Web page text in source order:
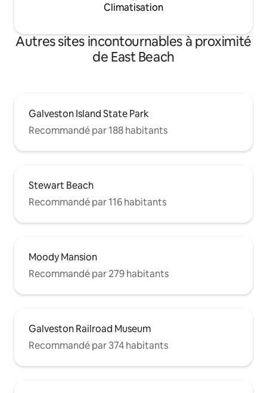
Climatisation
Autres sites incontournables à proximité
de East Beach
Galveston Island State Park
Recommandé par 188 habitants
Stewart Beach
Recommandé par 116 habitants
Moody Mansion
Recommandé par 279 habitants
Galveston Railroad Museum
Recommandé par 374 habitants